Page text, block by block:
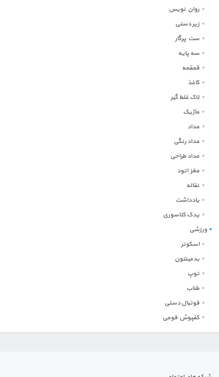
روان نویس
زیر دستی
ست پرگار
سه پایه
قمقمه
کاغذ
لاک غلط گیر
ماژیک
مداد
مداد رنگی
مداد طراحی
مغز اتود
نقاله
یادداشت
یدک کلاسوری
ورزشی
اسکوتر
بدمینتون
توپ
طناب
فوتبال دستی
کفپوش فومی